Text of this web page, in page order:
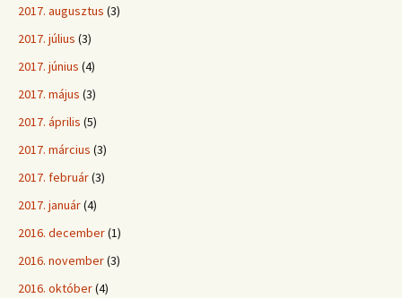
2017. augusztus (3)
2017. július (3)
2017. június (4)
2017. május (3)
2017. április (5)
2017. március (3)
2017. február(3)
2017. január(4)
2016. december(1)
2016. november(3)
2016. október(4)